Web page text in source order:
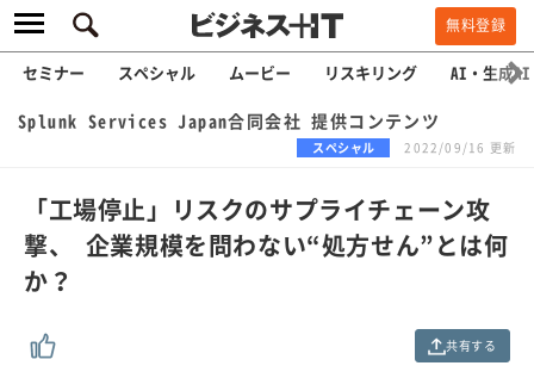
無料登録
セミナー スペシャル ムービー リスキリング AI・生成AI
Splunk Services Japan合同会社 提供コンテンツ
スペシャル 2022/09/16 更新
「工場停止」リスクのサプライチェーン攻
撃、 企業規模を問わない“処方せん”とは何
か？
共有する